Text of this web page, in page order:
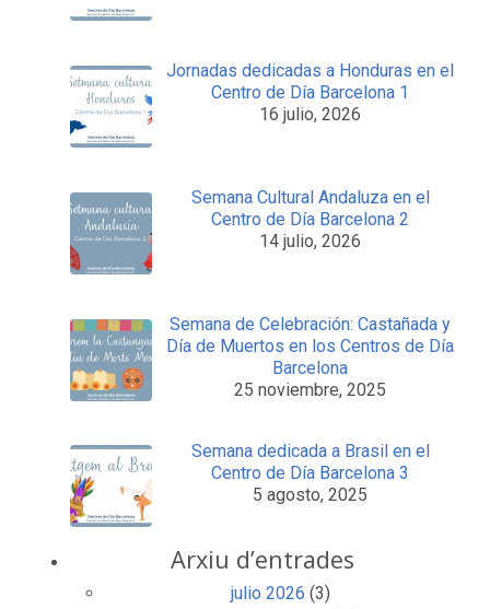
Jornadas dedicadas a Honduras en el
Centro de Día Barcelona 1
16 julio, 2026
Semana Cultural Andaluza en el
Centro de Día Barcelona 2
14 julio, 2026
Semana de Celebración: Castañada y
Día de Muertos en los Centros de Día
Barcelona
25 noviembre, 2025
Semana dedicada a Brasil en el
Centro de Día Barcelona 3
5 agosto, 2025
Arxiu d’entrades
julio 2026 (3)